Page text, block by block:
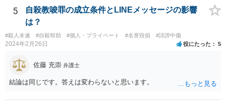
5
自殺教唆罪の成立条件とLINEメッセージの影響
は？
#殺人未遂 #自殺幇助 #個人・プライベート #名誉毀損 #誹謗中傷
2024年2月26日 役にたった 5
佐藤 充崇 弁護士
結論は同じです。答えは変わらないと思います。